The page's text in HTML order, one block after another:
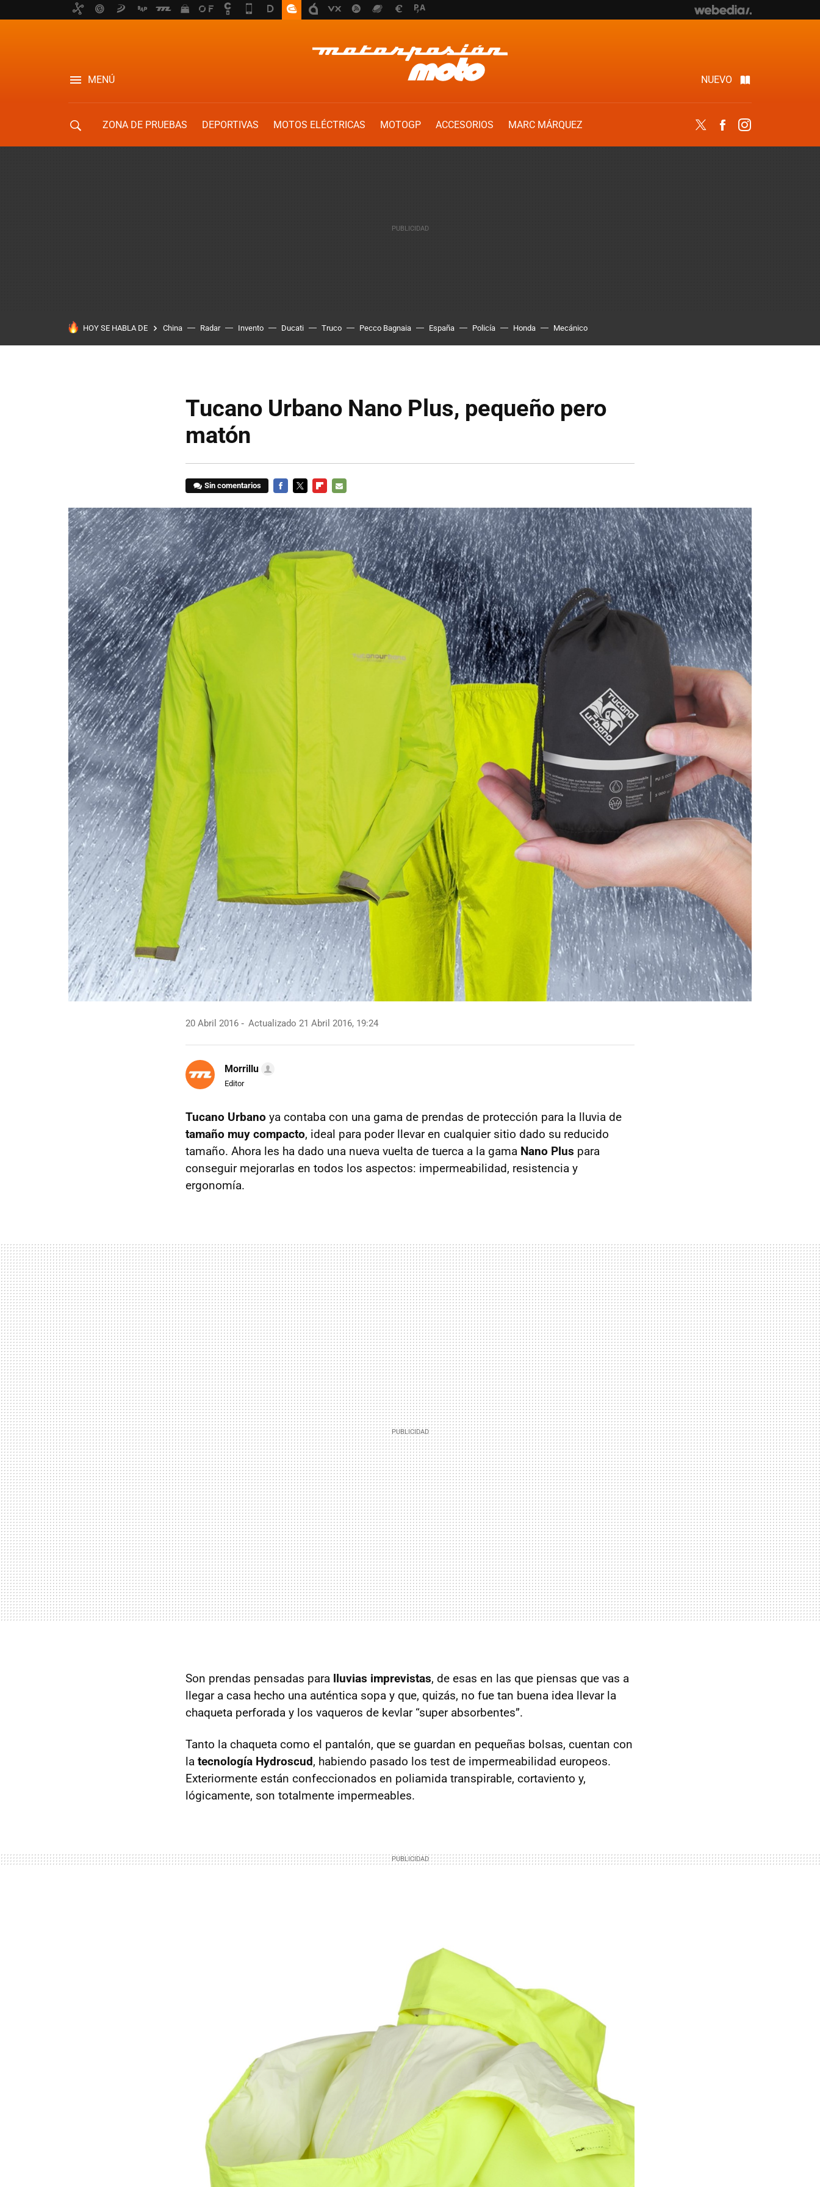
MENÚ NUEVO
ZONA DE PRUEBAS DEPORTIVAS MOTOS ELÉCTRICAS MOTOGP ACCESORIOS
MARC MÁRQUEZ
Twitter Facebook
HOY SE HABLA DE China Radar Invento Ducati Truco Pecco Bagnaia España Policía Honda Mecánico
Tucano Urbano Nano Plus, pequeño pero
matón
Sin comentarios
MAIL
20 Abril 2016 Actualizado 21 Abril 2016, 19:24
Morrillu
Editor
Tucano Urbano ya contaba con una gama de prendas de protección para la lluvia de
tamaño muy compacto, ideal para poder llevar en cualquier sitio dado su reducido
tamaño. Ahora les ha dado una nueva vuelta de tuerca a la gama Nano Plus para
conseguir mejorarlas en todos los aspectos: impermeabilidad, resistencia y
ergonomía.
Son prendas pensadas para lluvias imprevistas, de esas en las que piensas que vas a
llegar a casa hecho una auténtica sopa y que, quizás, no fue tan buena idea llevar la
chaqueta perforada y los vaqueros de kevlar “super absorbentes”.
Tanto la chaqueta como el pantalón, que se guardan en pequeñas bolsas, cuentan con
la tecnología Hydroscud, habiendo pasado los test de impermeabilidad europeos.
Exteriormente están confeccionados en poliamida transpirable, cortaviento y,
lógicamente, son totalmente impermeables.